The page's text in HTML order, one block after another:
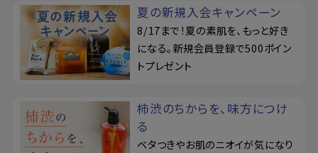
夏の新規入会キャンペーン
8/17まで！夏の素肌を、もっと好き
になる。新規会員登録で500ポイン
トプレゼント
柿渋のちからを、味方につけ
る
ベタつきやお肌のニオイが気になり